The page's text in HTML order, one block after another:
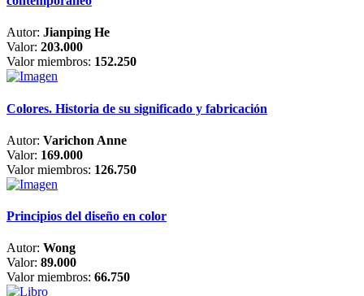
Autor: Jianping He
Valor: 203.000
Valor miembros: 152.250
Colores. Historia de su significado y fabricación
Autor: Varichon Anne
Valor: 169.000
Valor miembros: 126.750
Principios del diseño en color
Autor: Wong
Valor: 89.000
Valor miembros: 66.750